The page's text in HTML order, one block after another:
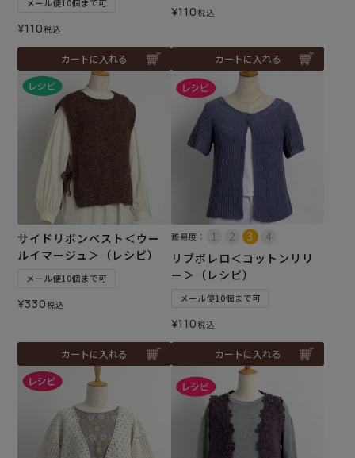
メール便10個まで可
¥110税込
カートに入れる
¥110税込
カートに入れる
サイドリボンベスト＜ウー
ルイマージュ＞（レシピ）
メール便10個まで可
¥330税込
カートに入れる
難易度：
リブボレロ＜コットンリリ
ー＞（レシピ）
メール便10個まで可
¥110税込
カートに入れる